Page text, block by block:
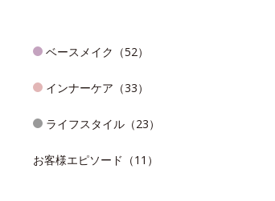
ベースメイク（52）
インナーケア（33）
ライフスタイル（23）
お客様エピソード（11）